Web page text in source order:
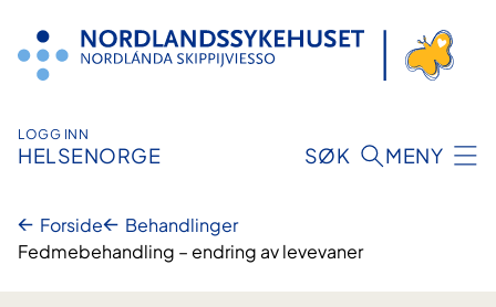
innhold
LOGG INN
HELSENORGE SØK MENY
Forside
Behandlinger
Fedmebehandling – endring av levevaner